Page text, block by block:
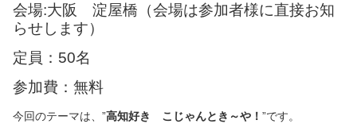
会場:大阪 淀屋橋（会場は参加者様に直接お知
らせします）
定員：50名
参加費：無料
今回のテーマは、”高知好き こじゃんとき～や！”です。